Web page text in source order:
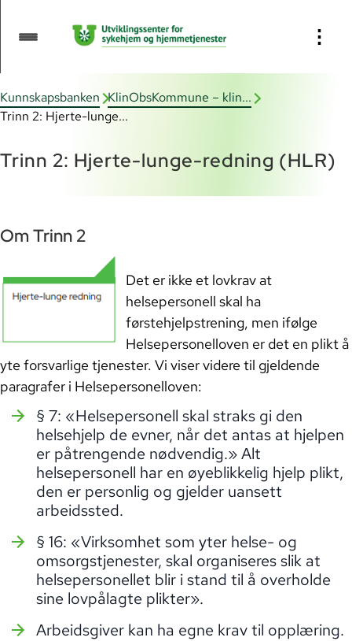
⋮
Veileder for bruk av
Trinn 2: Hjerte-lunge-redning
Trinn 3: ABCDE-F, NEWS2 og
Trinn 4 og 5: Teamarbeid og
kommunikasjon, pasientforløp
internt i kommunen og på tvers av
helsetjenestenivå
Å benytte KlinObsKommune til å
styrke resiliens og bygge en
Last ned læringsmateriell
Lommekort og skjema
Kunnskapsbanken KlinObsKommune – klin...
Trinn 2: Hjerte-lunge...
Trinn 2: Hjerte-lunge-redning (HLR)
Om Trinn 2
Det er ikke et lovkrav at
helsepersonell skal ha
førstehjelpstrening, men ifølge
Helsepersonelloven er det en plikt å
yte forsvarlige tjenester. Vi viser videre til gjeldende
paragrafer i Helsepersonelloven:
§ 7: «Helsepersonell skal straks gi den
helsehjelp de evner, når det antas at hjelpen
er påtrengende nødvendig.» Alt
helsepersonell har en øyeblikkelig hjelp plikt,
den er personlig og gjelder uansett
arbeidssted.
§ 16: «Virksomhet som yter helse- og
omsorgstjenester, skal organiseres slik at
helsepersonellet blir i stand til å overholde
sine lovpålagte plikter».
Arbeidsgiver kan ha egne krav til opplæring.